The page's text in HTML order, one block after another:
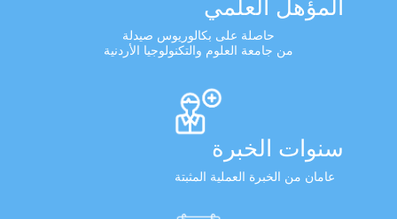
المؤهل العلمي
حاصلة على بكالوريوس صيدلة
من جامعة العلوم والتكنولوجيا الأردنية
سنوات الخبرة
عامان من الخبرة العملية المثبتة